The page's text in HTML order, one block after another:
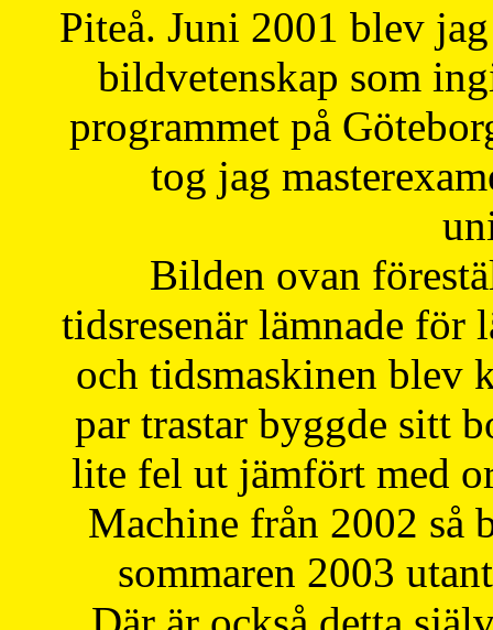
Piteå. Juni 2001 blev
bildvetenskap som
programmet på
tog jag
Bilden ovan
tidsresenär lämnade för
och tidsmaskinen blev
par trastar byggde sitt
lite fel ut jämfört med
Machine från 2002 så
sommaren 2003